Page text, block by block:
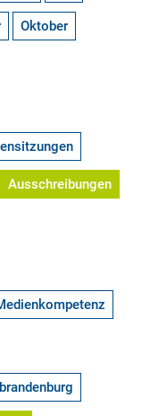
Oktober
Ausschreibungen